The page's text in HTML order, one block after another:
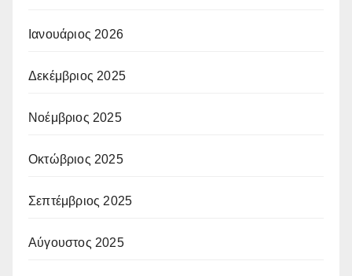
Ιανουάριος 2026
Δεκέμβριος 2025
Νοέμβριος 2025
Οκτώβριος 2025
Σεπτέμβριος 2025
Αύγουστος 2025